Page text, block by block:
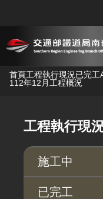
跳到主要內容
首頁工程執行現況已完工
112年12月工程概況
工程執行現
施工中
已完工